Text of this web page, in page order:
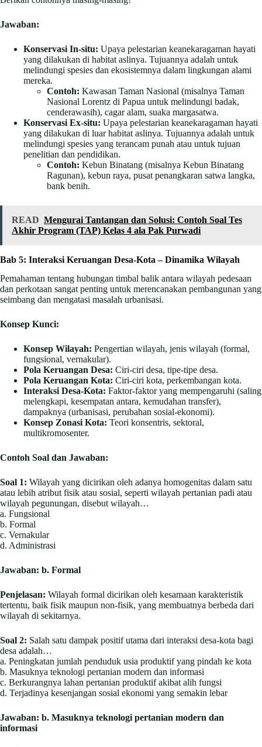
Jawaban:
Konservasi In-situ: Upaya pelestarian keanekaragaman hayati
yang dilakukan di habitat aslinya. Tujuannya adalah untuk
melindungi spesies dan ekosistemnya dalam lingkungan alami
mereka.
Contoh: Kawasan Taman Nasional (misalnya Taman
Nasional Lorentz di Papua untuk melindungi badak,
cenderawasih), cagar alam, suaka margasatwa.
Konservasi Ex-situ: Upaya pelestarian keanekaragaman hayati
yang dilakukan di luar habitat aslinya. Tujuannya adalah untuk
melindungi spesies yang terancam punah atau untuk tujuan
penelitian dan pendidikan.
Contoh: Kebun Binatang (misalnya Kebun Binatang
Ragunan), kebun raya, pusat penangkaran satwa langka,
bank benih.
READ Mengurai Tantangan dan Solusi: Contoh Soal Tes
Akhir Program (TAP) Kelas 4 ala Pak Purwadi
Bab 5: Interaksi Keruangan Desa-Kota – Dinamika Wilayah
Pemahaman tentang hubungan timbal balik antara wilayah pedesaan
dan perkotaan sangat penting untuk merencanakan pembangunan yang
seimbang dan mengatasi masalah urbanisasi.
Konsep Kunci:
Konsep Wilayah: Pengertian wilayah, jenis wilayah (formal,
fungsional, vernakular).
Pola Keruangan Desa: Ciri-ciri desa, tipe-tipe desa.
Pola Keruangan Kota: Ciri-ciri kota, perkembangan kota.
Interaksi Desa-Kota: Faktor-faktor yang mempengaruhi (saling
melengkapi, kesempatan antara, kemudahan transfer),
dampaknya (urbanisasi, perubahan sosial-ekonomi).
Konsep Zonasi Kota: Teori konsentris, sektoral,
multikromosenter.
Contoh Soal dan Jawaban:
Soal 1: Wilayah yang dicirikan oleh adanya homogenitas dalam satu
atau lebih atribut fisik atau sosial, seperti wilayah pertanian padi atau
wilayah pegunungan, disebut wilayah…
a. Fungsional
b. Formal
c. Vernakular
d. Administrasi
Jawaban: b. Formal
Penjelasan: Wilayah formal dicirikan oleh kesamaan karakteristik
tertentu, baik fisik maupun non-fisik, yang membuatnya berbeda dari
wilayah di sekitarnya.
Soal 2: Salah satu dampak positif utama dari interaksi desa-kota bagi
desa adalah…
a. Peningkatan jumlah penduduk usia produktif yang pindah ke kota
b. Masuknya teknologi pertanian modern dan informasi
c. Berkurangnya lahan pertanian produktif akibat alih fungsi
d. Terjadinya kesenjangan sosial ekonomi yang semakin lebar
Jawaban: b. Masuknya teknologi pertanian modern dan
informasi